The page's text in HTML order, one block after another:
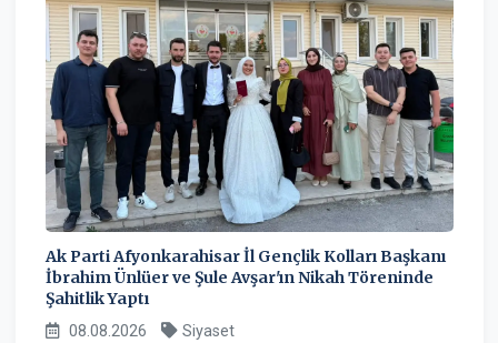
Ak Parti Afyonkarahisar İl Gençlik Kolları Başkanı
İbrahim Ünlüer ve Şule Avşar'ın Nikah Töreninde
Şahitlik Yaptı
08.08.2026 Siyaset